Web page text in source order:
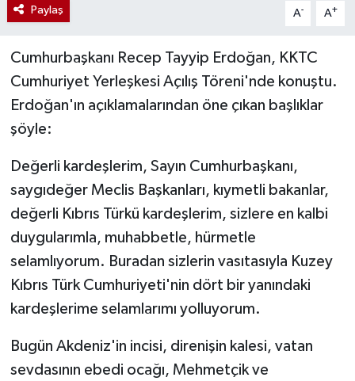
Paylaş A- A+
Cumhurbaşkanı Recep Tayyip Erdoğan, KKTC
Cumhuriyet Yerleşkesi Açılış Töreni'nde konuştu.
Erdoğan'ın açıklamalarından öne çıkan başlıklar
şöyle:
Değerli kardeşlerim, Sayın Cumhurbaşkanı,
saygıdeğer Meclis Başkanları, kıymetli bakanlar,
değerli Kıbrıs Türkü kardeşlerim, sizlere en kalbi
duygularımla, muhabbetle, hürmetle
selamlıyorum. Buradan sizlerin vasıtasıyla Kuzey
Kıbrıs Türk Cumhuriyeti'nin dört bir yanındaki
kardeşlerime selamlarımı yolluyorum.
Bugün Akdeniz'in incisi, direnişin kalesi, vatan
sevdasının ebedi ocağı, Mehmetçik ve